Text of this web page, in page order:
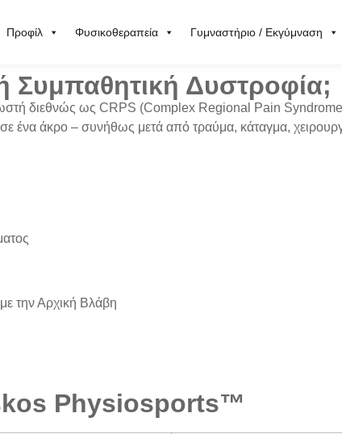
Προφίλ Φυσικοθεραπεία Γυμναστήριο / Εκγύμναση
Συμπαθητική Δυστροφία;
διεθνώς ως CRPS (Complex Regional Pain
σε ένα άκρο – συνήθως μετά από τραύμα, κάταγμα,
την Αρχική Βλάβη
Physiosports™